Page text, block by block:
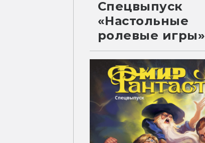
Спецвыпуск
«Настольные
ролевые игры»